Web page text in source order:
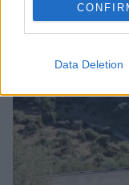
Data Deletion
Θλίψη στην
«Άγιος
08/08/2026 09:34